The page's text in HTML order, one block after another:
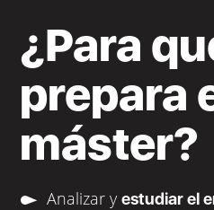
¿Para
prepara
máster?
Analizar yestudiar el